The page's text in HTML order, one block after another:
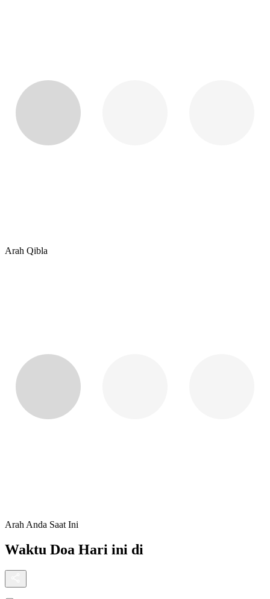
Arah Qibla
Arah Anda Saat Ini
Waktu Doa Hari ini di